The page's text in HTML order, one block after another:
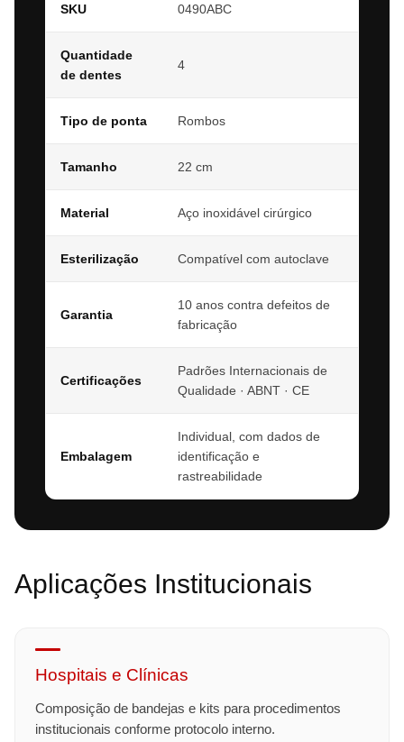
SKU 0490ABC
Quantidade
de dentes
4
Tipo de ponta Rombos
Tamanho 22 cm
Material Aço inoxidável cirúrgico
Esterilização Compatível com autoclave
Garantia
10 anos contra defeitos de
fabricação
Certificações
Padrões Internacionais de
Qualidade · ABNT · CE
Embalagem
Individual, com dados de
identificação e
rastreabilidade
Aplicações Institucionais
Hospitais e Clínicas
Composição de bandejas e kits para procedimentos
institucionais conforme protocolo interno.